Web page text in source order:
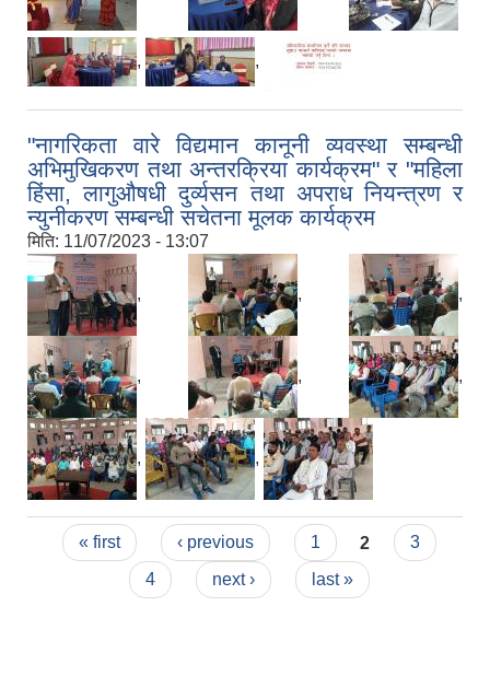
, ,
"नागरिकता वारे विद्यमान कानूनी व्यवस्था सम्बन्धी
अभिमुखिकरण तथा अन्तरक्रिया कार्यक्रम" र "महिला
हिंसा, लागुऔषधी दुर्व्यसन तथा अपराध नियन्त्रण र
न्युनीकरण सम्बन्धी सचेतना मूलक कार्यक्रम
मिति: 11/07/2023 - 13:07
, , ,
, , ,
, ,
Pages
« first ‹ previous 1 2
3
4
next › last »